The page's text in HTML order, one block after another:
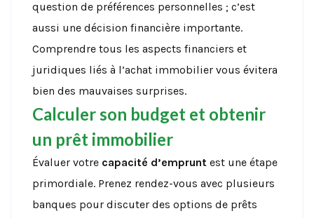
question de préférences personnelles ; c’est
aussi une décision financière importante.
Comprendre tous les aspects financiers et
juridiques liés à l’achat immobilier vous évitera
bien des mauvaises surprises.
Calculer son budget et obtenir
un prêt immobilier
Évaluer votre capacité d’emprunt est une étape
primordiale. Prenez rendez-vous avec plusieurs
banques pour discuter des options de prêts